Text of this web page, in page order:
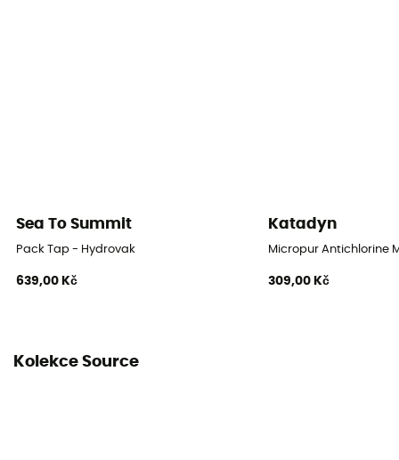
Sea To Summit
Pack Tap - Hydrovak
639,00 Kč
Katadyn
Micropur Antichlorine
309,00 Kč
Kolekce Source